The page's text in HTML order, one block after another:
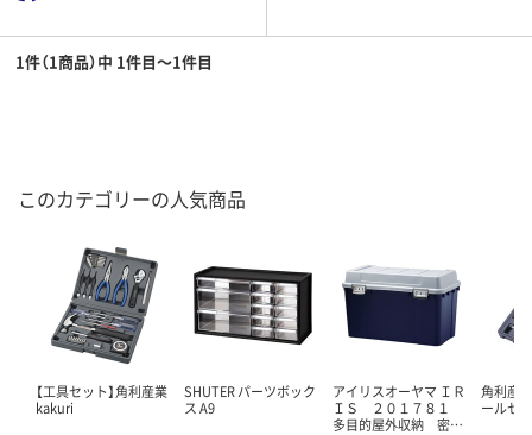
1件（1商品）中 1件目～1件目
このカテゴリーの人気商品
【工具セット】角利産業
kakuri
SHUTER パーツボック
ス A9
アイリスオーヤマ ＩＲ
ＩＳ ２０１７８１
多目的屋外収納 密…
角利産
ールセ